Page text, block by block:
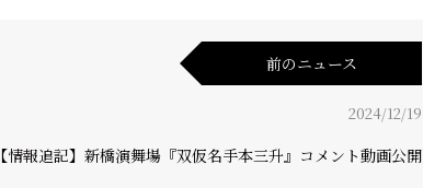
前のニュース
2024/12/19
【情報追記】新橋演舞場『双仮名手本三升』コメント動画公開